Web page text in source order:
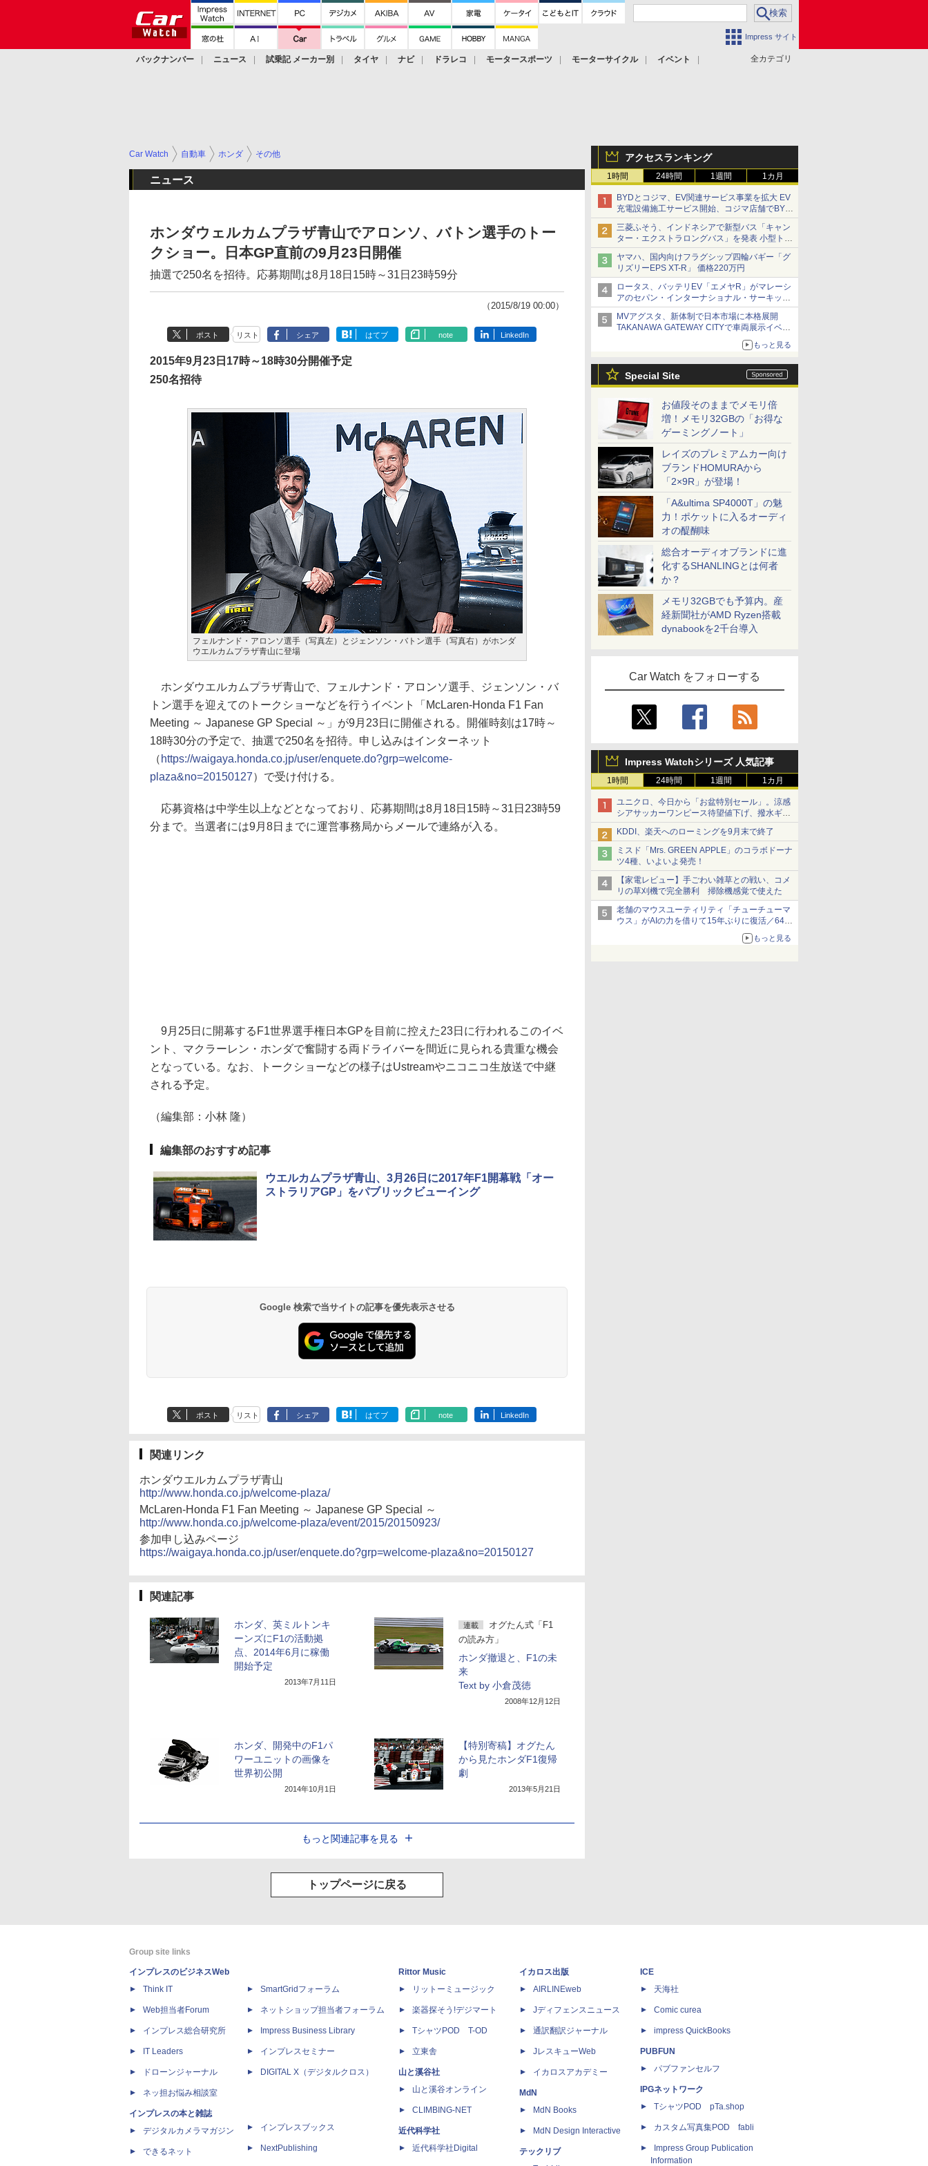
Impress サイト
全カテゴリ
バックナンバー ニュース 試乗記 メーカー別 タイヤ ナビ ドラレコ モータースポーツ モーターサイクル
イベント
アクセスランキング
1時間 24時間 1週間 1カ月
BYDとコジマ、EV関連サービス事業を拡大 EV
充電設備施工サービス開始、コジマ店舗でBYD
車の展示・試乗イベントを強化
三菱ふそう、インドネシアで新型バス「キャン
ター・エクストラロングバス」を発表 小型トラ
ックベースの観光・旅客輸送向けバス
ヤマハ、国内向けフラグシップ四輪バギー「グ
リズリーEPS XT-R」 価格220万円
ロータス、バッテリEV「エメヤR」がマレーシ
アのセパン・インターナショナル・サーキット
のBEV最速タイムを樹立
MVアグスタ、新体制で日本市場に本格展開
TAKANAWA GATEWAY CITYで車両展示イベン
もっと見る
Special Site
お値段そのままでメモリ倍
増！メモリ32GBの「お得な
ゲーミングノート」
レイズのプレミアムカー向け
ブランドHOMURAから
「2×9R」が登場！
「A&ultima SP4000T」の魅
力！ポケットに入るオーディ
オの醍醐味
総合オーディオブランドに進
化するSHANLINGとは何者
か？
メモリ32GBでも予算内。産
経新聞社がAMD Ryzen搭載
dynabookを2千台導入
Car Watch をフォローする
Impress Watchシリーズ 人気記事
1時間 24時間 1週間 1カ月
ユニクロ、今日から「お盆特別セール」。涼感
シアサッカーワンピース待望値下げ、撥水ギア
ショーツは1990円に
KDDI、楽天へのローミングを9月末で終了
ミスド「Mrs. GREEN APPLE」のコラボドーナ
ツ4種、いよいよ発売！
【家電レビュー】手ごわい雑草との戦い、コメ
リの草刈機で完全勝利 掃除機感覚で使えた
老舗のマウスユーティリティ「チューチューマ
ウス」がAIの力を借りて15年ぶりに復活／64bit
化、Windows 10/11、「Chrome」も走り回
る。復活記念で2026年末まで500円
もっと見る
Car Watch 自動車 ホンダ その他
ニュース
ホンダウェルカムプラザ青山でアロンソ、バトン選手のトー
クショー。日本GP直前の9月23日開催
抽選で250名を招待。応募期間は8月18日15時～31日23時59分
（2015/8/19 00:00）
ポスト リスト シェア はてブ note LinkedIn
2015年9月23日17時～18時30分開催予定
250名招待
フェルナンド・アロンソ選手（写真左）とジェンソン・バトン選手（写真右）がホンダ
ウエルカムプラザ青山に登場
ホンダウエルカムプラザ青山で、フェルナンド・アロンソ選手、ジェンソン・バ
トン選手を迎えてのトークショーなどを行うイベント「McLaren‐Honda F1 Fan
Meeting ～ Japanese GP Special ～」が9月23日に開催される。開催時刻は17時～
18時30分の予定で、抽選で250名を招待。申し込みはインターネット
（ https://waigaya.honda.co.jp/user/enquete.do?grp=welcome-
plaza&no=20150127）で受け付ける。
応募資格は中学生以上などとなっており、応募期間は8月18日15時～31日23時59
分まで。当選者には9月8日までに運営事務局からメールで連絡が入る。
9月25日に開幕するF1世界選手権日本GPを目前に控えた23日に行われるこのイベ
ント、マクラーレン・ホンダで奮闘する両ドライバーを間近に見られる貴重な機会
となっている。なお、トークショーなどの様子はUstreamやニコニコ生放送で中継
される予定。
（編集部：小林 隆）
編集部のおすすめ記事
ウエルカムプラザ青山、3月26日に2017年F1開幕戦「オー
ストラリアGP」をパブリックビューイング
Google 検索で当サイトの記事を優先表示させる
ポスト リスト シェア はてブ note LinkedIn
関連リンク
ホンダウエルカムプラザ青山
http://www.honda.co.jp/welcome-plaza/
McLaren‐Honda F1 Fan Meeting ～ Japanese GP Special ～
http://www.honda.co.jp/welcome-plaza/event/2015/20150923/
参加申し込みページ
https://waigaya.honda.co.jp/user/enquete.do?grp=welcome-plaza&no=20150127
関連記事
ホンダ、英ミルトンキ
ーンズにF1の活動拠
点、2014年6月に稼働
開始予定
2013年7月11日
連載
オグたん式「F1
の読み方」
ホンダ撤退と、F1の未
来
Text by 小倉茂徳
2008年12月12日
ホンダ、開発中のF1パ
ワーユニットの画像を
世界初公開
2014年10月1日
【特別寄稿】オグたん
から見たホンダF1復帰
劇
2013年5月21日
もっと関連記事を見る
トップページに戻る
Group site links
インプレスのビジネスWeb
Think IT
Web担当者Forum
インプレス総合研究所
IT Leaders
ドローンジャーナル
ネッ担お悩み相談室
インプレスの本と雑誌
デジタルカメラマガジン
できるネット
SmartGridフォーラム
ネットショップ担当者フォーラム
Impress Business Library
インプレスセミナー
DIGITAL X（デジタルクロス）
インプレスブックス
NextPublishing
Rittor Music
リットーミュージック
楽器探そう!デジマート
TシャツPOD T-OD
立東舎
山と溪谷社
山と溪谷オンライン
CLIMBING-NET
近代科学社
近代科学社Digital
イカロス出版
AIRLINEweb
Jディフェンスニュース
通訳翻訳ジャーナル
JレスキューWeb
イカロスアカデミー
MdN
MdN Books
MdN Design Interactive
テックリブ
ICE
天海社
Comic curea
impress QuickBooks
PUBFUN
パブファンセルフ
IPGネットワーク
TシャツPOD pTa.shop
カスタム写真集POD fabli
Impress Group Publication
Information